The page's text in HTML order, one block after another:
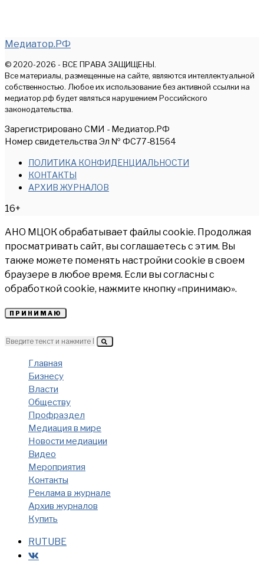
Медиатор.РФ
© 2020-2026 - ВСЕ ПРАВА ЗАЩИЩЕНЫ.
Все материалы, размещенные на сайте, являются интеллектуальной
собственностью. Любое их использование без активной ссылки на
медиатор.рф будет являться нарушением Российского
законодательства.
Зарегистрировано СМИ - Медиатор.РФ
Номер свидетельства Эл № ФС77-81564
ПОЛИТИКА КОНФИДЕНЦИАЛЬНОСТИ
КОНТАКТЫ
АРХИВ ЖУРНАЛОВ
16+
АНО МЦОК обрабатывает файлы cookie. Продолжая
просматривать сайт, вы соглашаетесь с этим. Вы
также можете поменять настройки cookie в своем
браузере в любое время. Если вы согласны с
обработкой cookie, нажмите кнопку «принимаю».
ПРИНИМАЮ
Главная
Бизнесу
Власти
Обществу
Профраздел
Медиация в мире
Новости медиации
Видео
Мероприятия
Контакты
Реклама в журнале
Архив журналов
Купить
RUTUBE